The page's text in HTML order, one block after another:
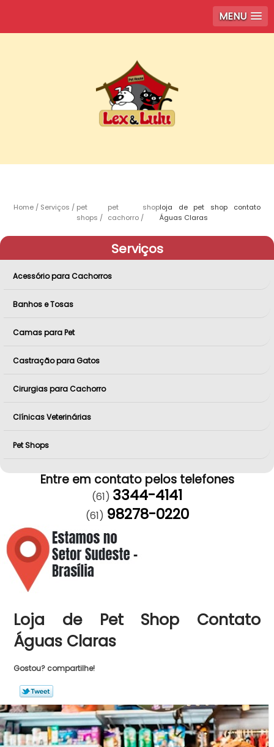
MENU
Home Serviços
pet
shops
pet shop
cachorro
loja de pet shop contato
Águas Claras
Serviços
Acessório para Cachorros
Banhos e Tosas
Camas para Pet
Castração para Gatos
Cirurgias para Cachorro
Clínicas Veterinárias
Pet Shops
Entre em contato pelos telefones
(61) 3344-4141
(61) 98278-0220
Loja de Pet Shop Contato
Águas Claras
Gostou? compartilhe!